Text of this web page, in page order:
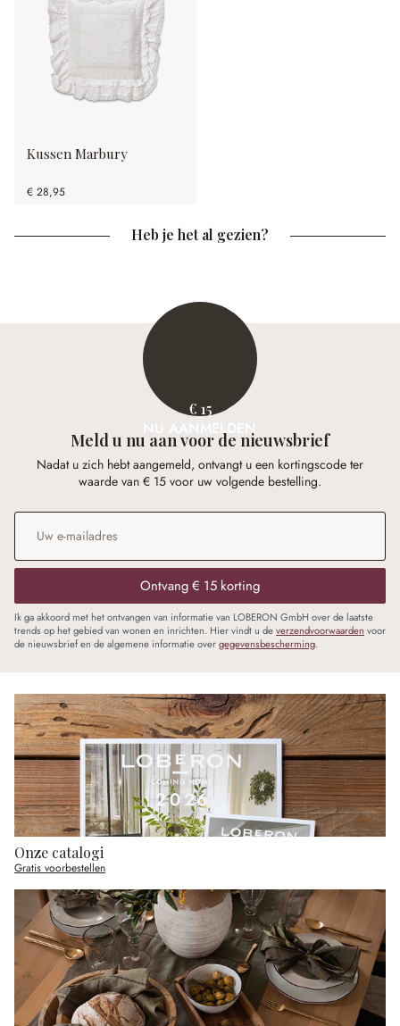
Kussen Marbury
€ 28,95
Heb je het al gezien?
€ 15
NU AANMELDEN
Meld u nu aan voor de nieuwsbrief
Nadat u zich hebt aangemeld, ontvangt u een kortingscode ter
waarde van € 15 voor uw volgende bestelling.
E-mailadres
Ontvang € 15 korting
Ik ga akkoord met het ontvangen van informatie van LOBERON GmbH over de laatste
trends op het gebied van wonen en inrichten. Hier vindt u deverzendvoorwaarden voor
de nieuwsbrief en de algemene informatie overgegevensbescherming.
Onze catalogi
Gratis voorbestellen